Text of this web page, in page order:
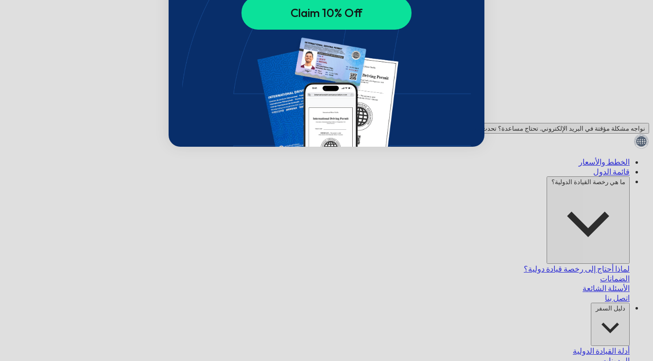
نواجه مشكلة مؤقتة في البريد الإلكتروني. تحتاج مساعدة؟ تحدث معنا!
الخطط والأسعار
قائمة الدول
ما هي رخصة القيادة الدولية؟
لماذا أحتاج إلى رخصة قيادة دولية؟
الضمانات
الأسئلة الشائعة
اتصل بنا
دليل السفر
أدلة القيادة الدولية
Claim 10% Off